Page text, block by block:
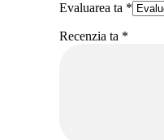
Evaluarea ta *
Recenzia ta *